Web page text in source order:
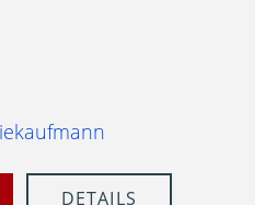
DETAILS